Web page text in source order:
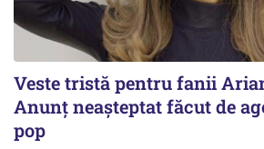
Veste tristă pentru fanii
Anunț neașteptat făcut de
pop